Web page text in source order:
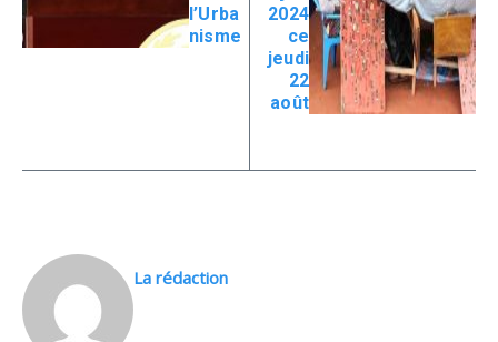
l’Urba
nisme
2024
ce
jeudi
22
août
La rédaction